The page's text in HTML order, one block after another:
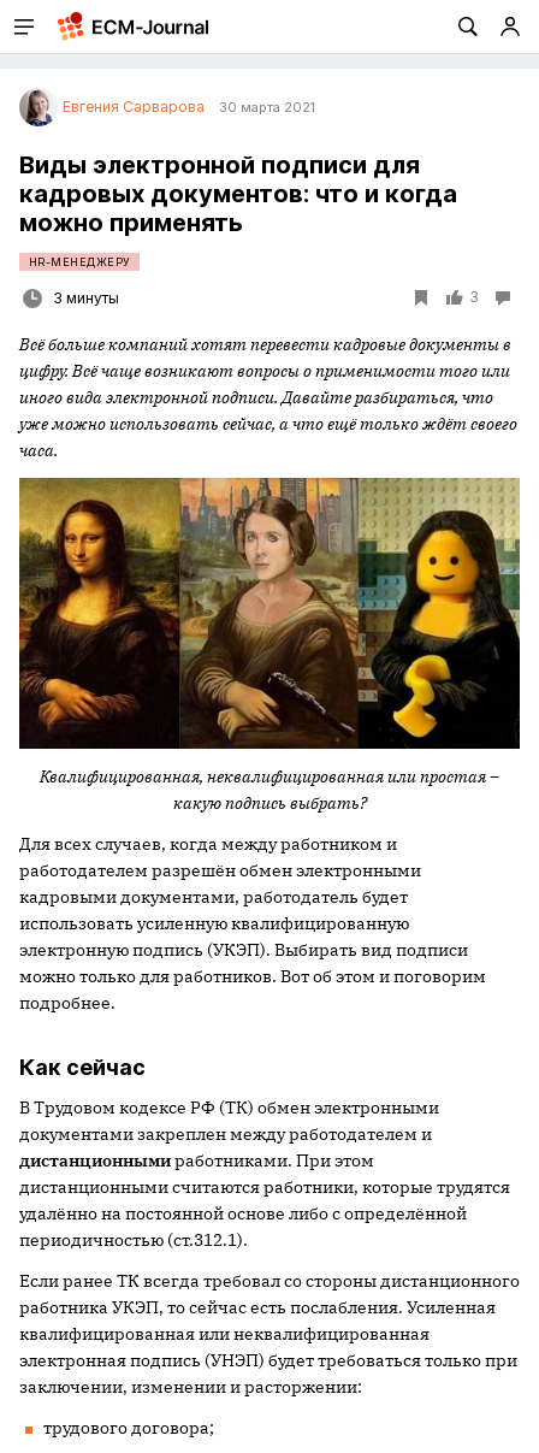
Евгения Сарварова 30 марта 2021
Виды электронной подписи для
кадровых документов: что и когда
можно применять
HR-МЕНЕДЖЕРУ
3 минуты 3
Всё больше компаний хотят перевести кадровые документы в
цифру. Всё чаще возникают вопросы о применимости того или
иного вида электронной подписи. Давайте разбираться, что
уже можно использовать сейчас, а что ещё только ждёт своего
часа.
Квалифицированная, неквалифицированная или простая –
какую подпись выбрать?
Для всех случаев, когда между работником и
работодателем разрешён обмен электронными
кадровыми документами, работодатель будет
использовать усиленную квалифицированную
электронную подпись (УКЭП). Выбирать вид подписи
можно только для работников. Вот об этом и поговорим
подробнее.
Как сейчас
В Трудовом кодексе РФ (ТК) обмен электронными
документами закреплен между работодателем и
дистанционнымиработниками. При этом
дистанционными считаются работники, которые трудятся
удалённо на постоянной основе либо с определённой
периодичностью (ст.312.1).
Если ранее ТК всегда требовал со стороны дистанционного
работника УКЭП, то сейчас есть послабления. Усиленная
квалифицированная или неквалифицированная
электронная подпись (УНЭП) будет требоваться только при
заключении, изменении и расторжении:
трудового договора;